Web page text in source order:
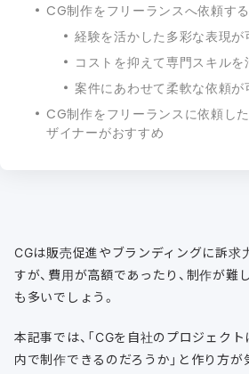
CG制作をフリーランスへ依頼す
経験を活かした多彩な表現が
コストを抑えて専門スキルを
案件にあわせて柔軟な依頼が
CG制作をフリーランスに依頼し
ザイナーがおすすめ
CGは販売促進やブランディングに訴求
すが、費用が高額であったり、制作が難
も多いでしょう。
本記事では、「CGを自社のプロジェクト
内で制作できるのだろうか」と作り方